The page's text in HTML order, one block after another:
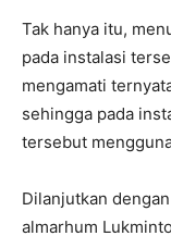
Tak hanya itu,
pada instalasi
mengamati
sehingga pada
tersebut
Dilanjutkan
almarhum